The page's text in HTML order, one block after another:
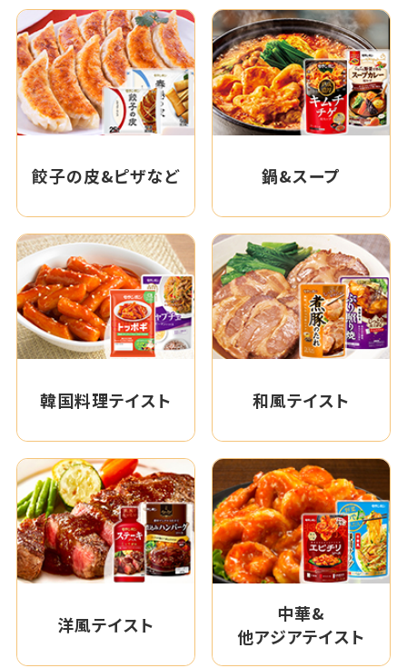
餃子の皮&ピザなど 鍋&スープ
韓国料理テイスト 和風テイスト
洋風テイスト
中華&
他アジアテイスト